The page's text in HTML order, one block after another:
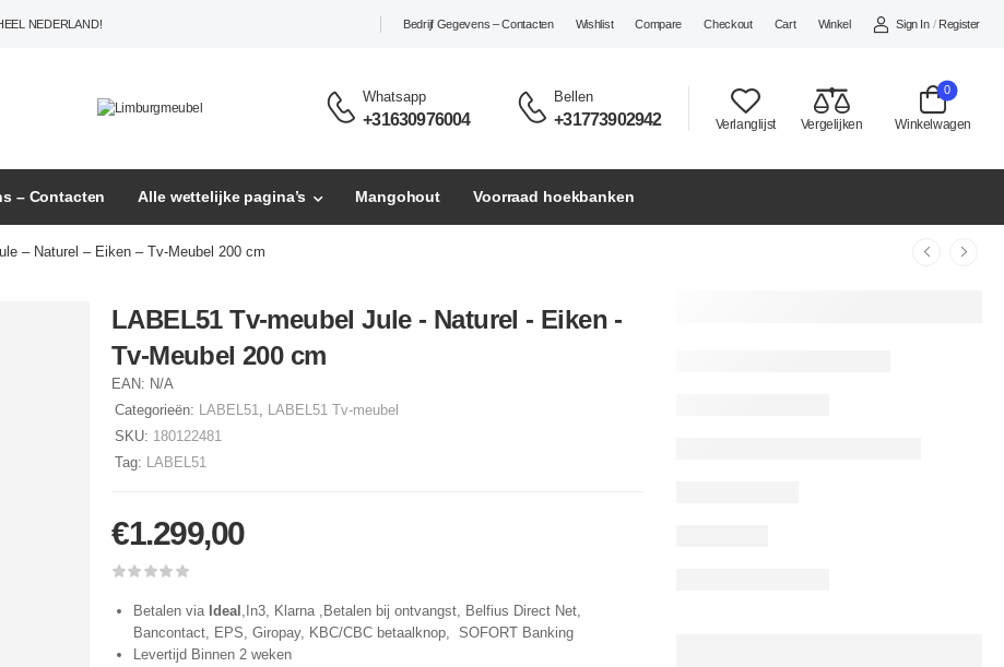
NEDERLAND! Bedrijf Gegevens – Contacten Wishlist Compare Checkout Cart Winkel Sign In / Register
Whatsapp
+31630976004
Bellen
+31773902942 Verlanglijst Vergelijken Winkelwagen
0
– Contacten Alle wettelijke pagina’s Mangohout Voorraad hoekbanken
– Naturel – Eiken – Tv-Meubel 200 cm
LABEL51 Tv-meubel Jule - Naturel - Eiken -
Tv-Meubel 200 cm
EAN: N/A
Categorieën: LABEL51, LABEL51 Tv-meubel
SKU: 180122481
Tag: LABEL51
€1.299,00
Betalen via Ideal ,In3, Klarna ,Betalen bij ontvangst, Belfius Direct Net,
Bancontact, EPS, Giropay, KBC/CBC betaalknop, SOFORT Banking
Levertijd Binnen 2 weken